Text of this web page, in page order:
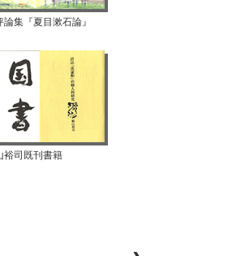
集『夏目漱石論』
裕司既刊書籍